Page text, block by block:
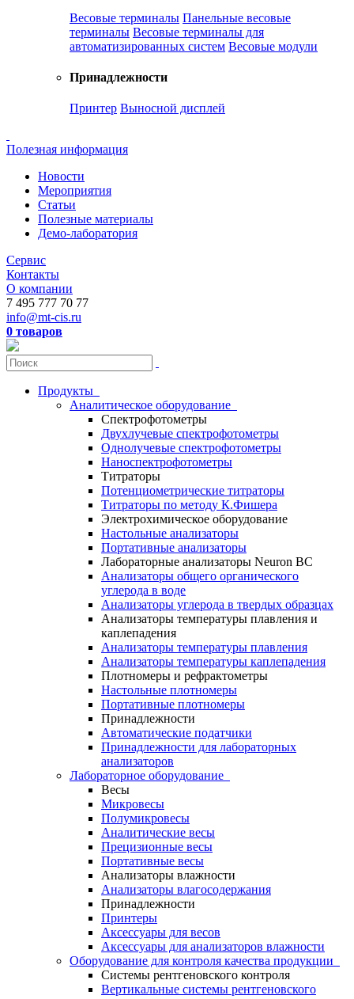
Весовые терминалы Панельные весовые
терминалы Весовые терминалы для
автоматизированных систем Весовые модули
Принадлежности
Принтер Выносной дисплей
Полезная информация
Новости
Мероприятия
Статьи
Полезные материалы
Демо-лаборатория
Сервис
Контакты
О компании
7 495 777 70 77
info@mt-cis.ru
0 товаров
Продукты
Аналитическое оборудование
Спектрофотометры
Двухлучевые спектрофотометры
Однолучевые спектрофотометры
Наноспектрофотометры
Титраторы
Потенциометрические титраторы
Титраторы по методу К.Фишера
Электрохимическое оборудование
Настольные анализаторы
Портативные анализаторы
Лабораторные анализаторы Neuron BC
Анализаторы общего органического
углерода в воде
Анализаторы углерода в твердых образцах
Анализаторы температуры плавления и
каплепадения
Анализаторы температуры плавления
Анализаторы температуры каплепадения
Плотномеры и рефрактометры
Настольные плотномеры
Портативные плотномеры
Принадлежности
Автоматические податчики
Принадлежности для лабораторных
анализаторов
Лабораторное оборудование
Весы
Микровесы
Полумикровесы
Аналитические весы
Прецизионные весы
Портативные весы
Анализаторы влажности
Анализаторы влагосодержания
Принадлежности
Принтеры
Аксессуары для весов
Аксессуары для анализаторов влажности
Оборудование для контроля качества продукции
Системы рентгеновского контроля
Вертикальные системы рентгеновского